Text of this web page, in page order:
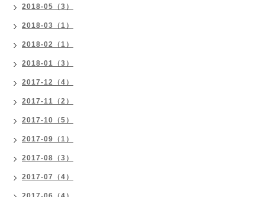
2018-05（3）
2018-03（1）
2018-02（1）
2018-01（3）
2017-12（4）
2017-11（2）
2017-10（5）
2017-09（1）
2017-08（3）
2017-07（4）